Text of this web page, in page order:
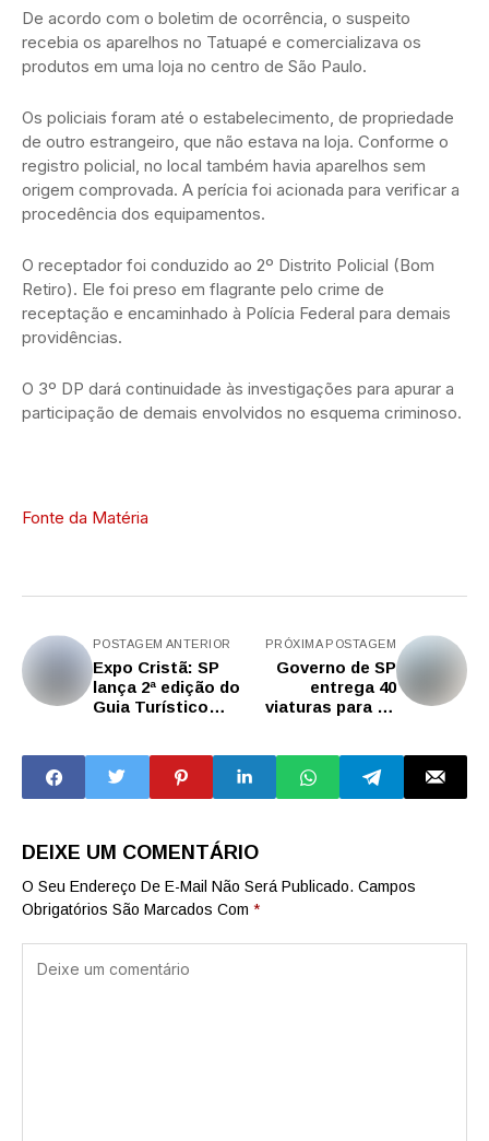
De acordo com o boletim de ocorrência, o suspeito
recebia os aparelhos no Tatuapé e comercializava os
produtos em uma loja no centro de São Paulo.
Os policiais foram até o estabelecimento, de propriedade
de outro estrangeiro, que não estava na loja. Conforme o
registro policial, no local também havia aparelhos sem
origem comprovada. A perícia foi acionada para verificar a
procedência dos equipamentos.
O receptador foi conduzido ao 2º Distrito Policial (Bom
Retiro). Ele foi preso em flagrante pelo crime de
receptação e encaminhado à Polícia Federal para demais
providências.
O 3º DP dará continuidade às investigações para apurar a
participação de demais envolvidos no esquema criminoso.
Fonte da Matéria
POSTAGEM ANTERIOR
Expo Cristã: SP
lança 2ª edição do
Guia Turístico
PRÓXIMA POSTAGEM
Governo de SP
entrega 40
viaturas para as
Campinas
DEIXE UM COMENTÁRIO
O Seu Endereço De E-Mail Não Será Publicado. Campos
Obrigatórios São Marcados Com *